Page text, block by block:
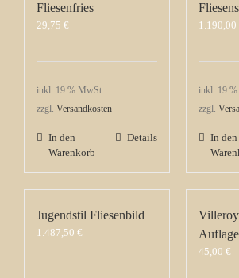
Fliesenfries
29,75 €
inkl. 19 % MwSt.
zzgl. Versandkosten
In den
Warenkorb
Details
1.190,00
inkl. 19
zzgl.
In den
Jugendstil Fliesenbild
1.487,50 €
45,00 €